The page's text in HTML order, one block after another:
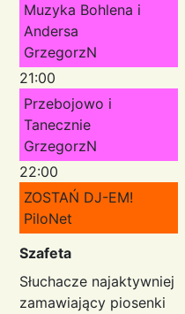
Muzyka Bohlena i
Andersa
GrzegorzN
21:00
Przebojowo i
Tanecznie
GrzegorzN
22:00
ZOSTAŃ DJ-EM!
PiloNet
Szafeta
Słuchacze najaktywniej
zamawiający piosenki